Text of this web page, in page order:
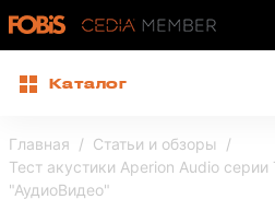
Каталог
Главная
Статьи и обзоры
Тест акустики Aperion Audio
"АудиоВидео"